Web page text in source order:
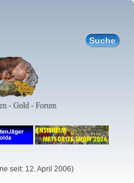
seit: 12. April 2006)